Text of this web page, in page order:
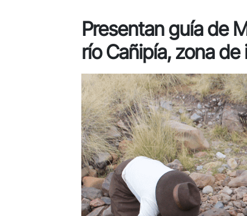
Presentan guía de
río Cañipía, zona